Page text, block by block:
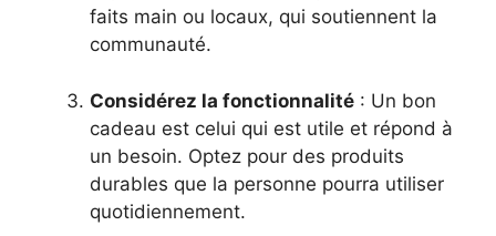
faits main ou locaux, qui soutiennent la
communauté.
Considérez la fonctionnalité : Un bon
cadeau est celui qui est utile et répond à
un besoin. Optez pour des produits
durables que la personne pourra utiliser
quotidiennement.